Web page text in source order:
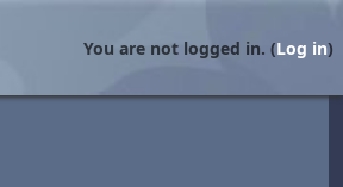
You are not logged in. (Log in)